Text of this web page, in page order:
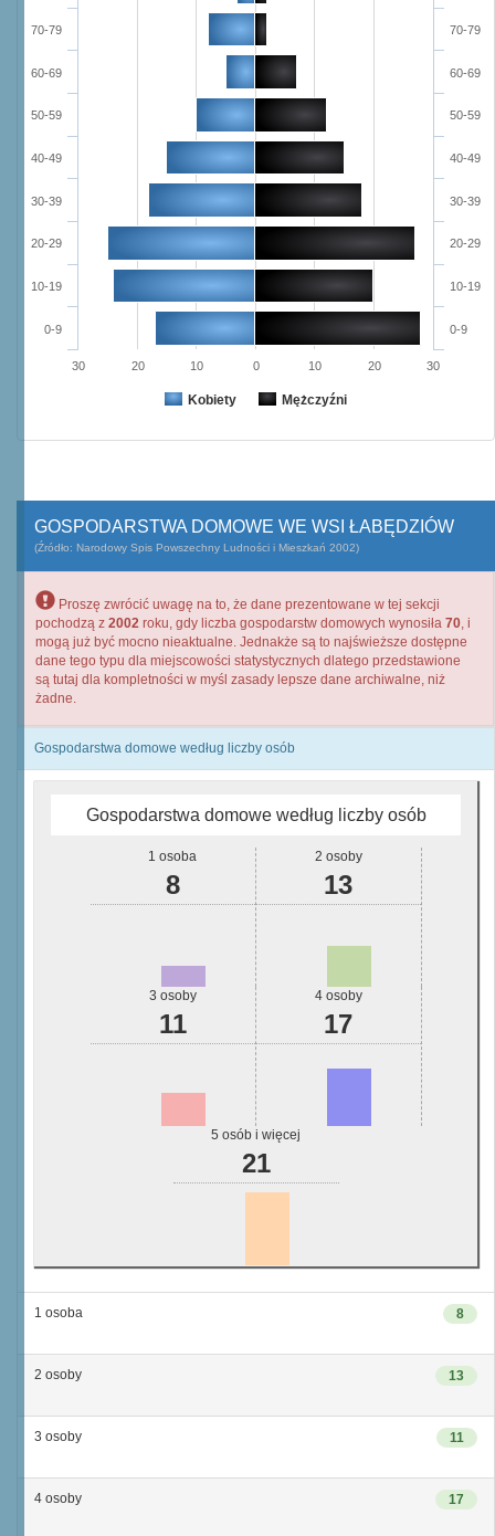
Kobiety Mężczyźni
0-9
10-19
20-29
30-39
40-49
50-59
60-69
70-79
0-9
10-19
20-29
30-39
40-49
50-59
60-69
70-79
30 20 10 0 10 20 30
GOSPODARSTWA DOMOWE WE WSI ŁABĘDZIÓW
(Źródło: Narodowy Spis Powszechny Ludności i Mieszkań 2002)
Proszę zwrócić uwagę na to, że dane prezentowane w tej sekcji
pochodzą z 2002 roku, gdy liczba gospodarstw domowych wynosiła 70, i
mogą już być mocno nieaktualne. Jednakże są to najświeższe dostępne
dane tego typu dla miejscowości statystycznych dlatego przedstawione
są tutaj dla kompletności w myśl zasady lepsze dane archiwalne, niż
żadne.
Gospodarstwa domowe według liczby osób
Gospodarstwa domowe według liczby osób
1 osoba
8
2 osoby
13
3 osoby
11
4 osoby
17
5 osób i więcej
21
8
1 osoba
13
2 osoby
11
3 osoby
17
4 osoby